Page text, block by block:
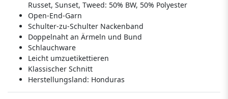
Russet, Sunset, Tweed: 50% BW, 50% Polyester
Open-End-Garn
Schulter-zu-Schulter Nackenband
Doppelnaht an Ärmeln und Bund
Schlauchware
Leicht umzuetikettieren
Klassischer Schnitt
Herstellungsland: Honduras